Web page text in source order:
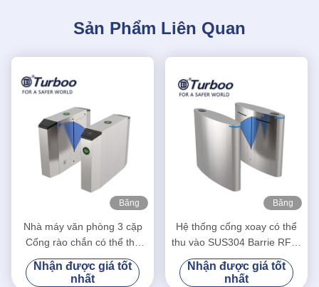
Sản Phẩm Liên Quan
Băng
Nhà máy văn phòng 3 cặp
Cổng rào chắn có thể thu
vào được thiết kế tự động
Nhận được giá tốt
nhất
Băng
Hệ thống cổng xoay có thể
thu vào SUS304 Barrie RFID
chiều cao vòng eo
Nhận được giá tốt
nhất